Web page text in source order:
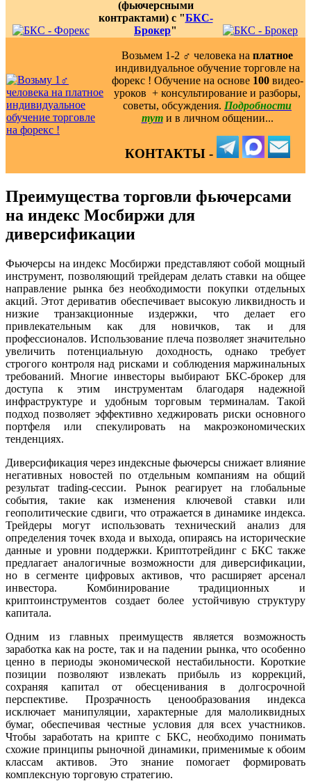
(фьючерсными
контрактами) с "БКС-
Брокер"
Возьмем 1-2 ‍♂️ человека на платное
индивидуальное обучение торговле на
форекс ! Обучение на основе 100видео-
уроков ️ + консультирование и разборы,
советы, обсуждения. Подробности
тут и в личном общении...
КОНТАКТЫ -
Преимущества торговли фьючерсами
на индекс Мосбиржи для
диверсификации
Фьючерсы на индекс Мосбиржи представляют собой мощный
инструмент, позволяющий трейдерам делать ставки на общее
направление рынка без необходимости покупки отдельных
акций. Этот дериватив обеспечивает высокую ликвидность и
низкие транзакционные издержки, что делает его
привлекательным как для новичков, так и для
профессионалов. Использование плеча позволяет значительно
увеличить потенциальную доходность, однако требует
строгого контроля над рисками и соблюдения маржинальных
требований. Многие инвесторы выбирают БКС-брокер для
доступа к этим инструментам благодаря надежной
инфраструктуре и удобным торговым терминалам. Такой
подход позволяет эффективно хеджировать риски основного
портфеля или спекулировать на макроэкономических
тенденциях.
Диверсификация через индексные фьючерсы снижает влияние
негативных новостей по отдельным компаниям на общий
результат trading-сессии. Рынок реагирует на глобальные
события, такие как изменения ключевой ставки или
геополитические сдвиги, что отражается в динамике индекса.
Трейдеры могут использовать технический анализ для
определения точек входа и выхода, опираясь на исторические
данные и уровни поддержки. Криптотрейдинг с БКС также
предлагает аналогичные возможности для диверсификации,
но в сегменте цифровых активов, что расширяет арсенал
инвестора. Комбинирование традиционных и
криптоинструментов создает более устойчивую структуру
капитала.
Одним из главных преимуществ является возможность
заработка как на росте, так и на падении рынка, что особенно
ценно в периоды экономической нестабильности. Короткие
позиции позволяют извлекать прибыль из коррекций,
сохраняя капитал от обесценивания в долгосрочной
перспективе. Прозрачность ценообразования индекса
исключает манипуляции, характерные для малоликвидных
бумаг, обеспечивая честные условия для всех участников.
Чтобы заработать на крипте с БКС, необходимо понимать
схожие принципы рыночной динамики, применимые к обоим
классам активов. Это знание помогает формировать
комплексную торговую стратегию.